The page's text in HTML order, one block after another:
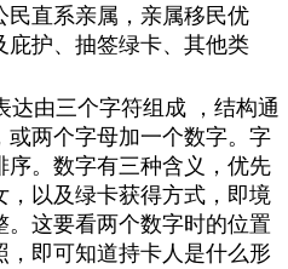
民直系亲属，亲属移民优
庇护、抽签绿卡、其他类
达由三个字符组成 ，结构通
两个字母加一个数字。字
。数字有三种含义，优先
以及绿卡获得方式，即境
这要看两个数字时的位置
即可知道持卡人是什么形